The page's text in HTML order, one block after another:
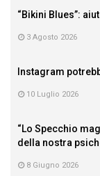
“Bikini Blues”:
3 Agosto 2026
Instagram
10 Luglio 2026
“Lo Specchio
della nostra
8 Giugno 2026